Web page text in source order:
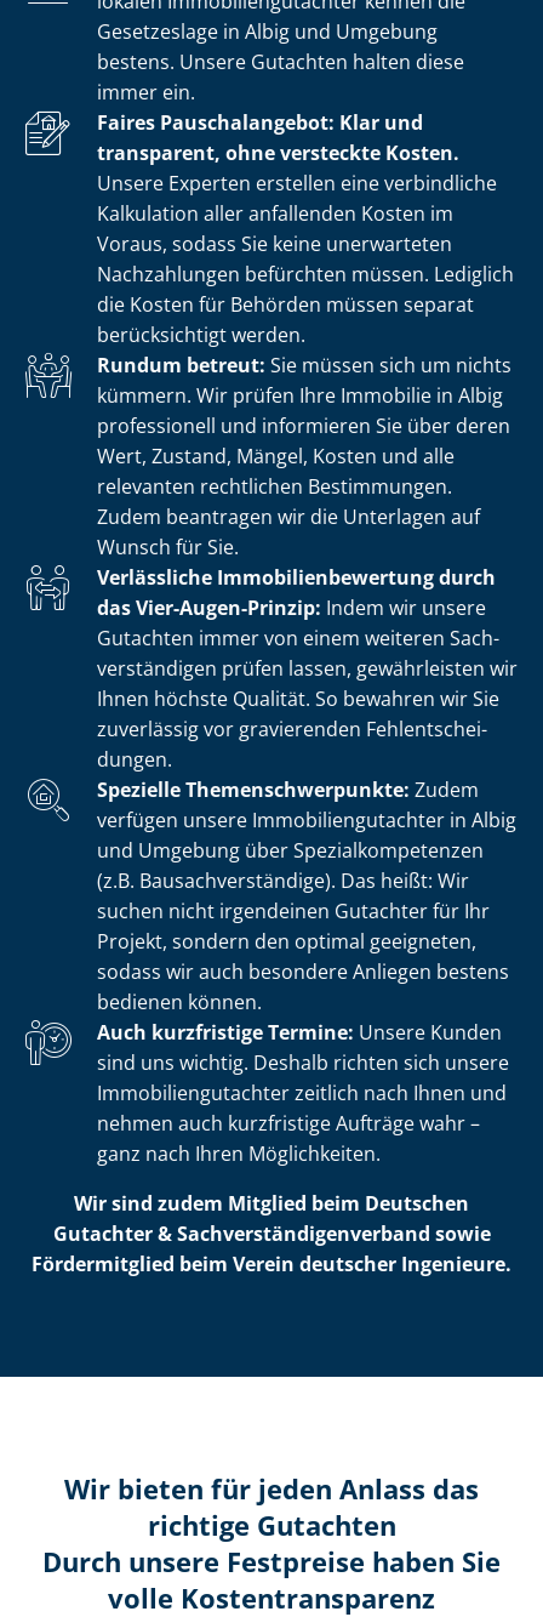
Gesetzeslage in Albig und Umgebung
bestens. Unsere Gutachten halten diese
immer ein.
Faires Pauschalangebot: Klar und
transparent, ohne versteckte Kosten.
Unsere Experten erstellen eine verbindliche
Kalkulation aller anfallenden Kosten im
Voraus, sodass Sie keine unerwarteten
Nachzahlungen befürchten müssen. Lediglich
die Kosten für Behörden müssen separat
berücksichtigt werden.
Rundum betreut: Sie müssen sich um nichts
kümmern. Wir prüfen Ihre Immobilie in Albig
professionell und informieren Sie über deren
Wert, Zustand, Mängel, Kosten und alle
relevanten rechtlichen Bestimmungen.
Zudem beantragen wir die Unterlagen auf
Wunsch für Sie.
Verlässliche Im­mo­bi­li­en­be­wer­tung durch
das Vier-Augen-Prinzip: Indem wir unsere
Gutachten immer von einem weiteren Sach­
ver­stän­di­gen prüfen lassen, gewährleisten wir
Ihnen höchste Qualität. So bewahren wir Sie
zuverlässig vor gravierenden Fehl­ent­schei­
dun­gen.
Spezielle The­men­schwer­punk­te: Zudem
verfügen unsere Im­mo­bi­li­en­gut­ach­ter in Albig
und Umgebung über Spe­zi­al­kom­pe­ten­zen
(z.B. Bau­sach­ver­stän­di­ge). Das heißt: Wir
suchen nicht irgendeinen Gutachter für Ihr
Projekt, sondern den optimal geeigneten,
sodass wir auch besondere Anliegen bestens
bedienen können.
Auch kurzfristige Termine: Unsere Kunden
sind uns wichtig. Deshalb richten sich unsere
Im­mo­bi­li­en­gut­ach­ter zeitlich nach Ihnen und
nehmen auch kurzfristige Aufträge wahr –
ganz nach Ihren Möglichkeiten.
Wir sind zudem Mitglied beim Deutschen
Gutachter & Sach­ver­stän­di­gen­ver­band sowie
Fördermitglied beim Verein deutscher Ingenieure.
Wir bieten für jeden Anlass das
richtige Gutachten
Durch unsere Festpreise haben Sie
volle Kosten­transparenz